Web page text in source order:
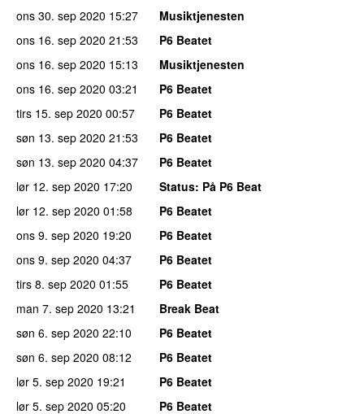
ons 30. sep 2020 15:27
Musiktjenesten
ons 16. sep 2020 21:53
P6 Beatet
ons 16. sep 2020 15:13
Musiktjenesten
ons 16. sep 2020 03:21
P6 Beatet
tirs 15. sep 2020 00:57
P6 Beatet
søn 13. sep 2020 21:53
P6 Beatet
søn 13. sep 2020 04:37
P6 Beatet
lør 12. sep 2020 17:20 Status: På P6 Beat
lør 12. sep 2020 01:58
P6 Beatet
ons 9. sep 2020 19:20
P6 Beatet
ons 9. sep 2020 04:37
P6 Beatet
tirs 8. sep 2020 01:55
P6 Beatet
man 7. sep 2020 13:21
Break Beat
søn 6. sep 2020 22:10
P6 Beatet
søn 6. sep 2020 08:12
P6 Beatet
lør 5. sep 2020 19:21
P6 Beatet
lør 5. sep 2020 05:20
P6 Beatet